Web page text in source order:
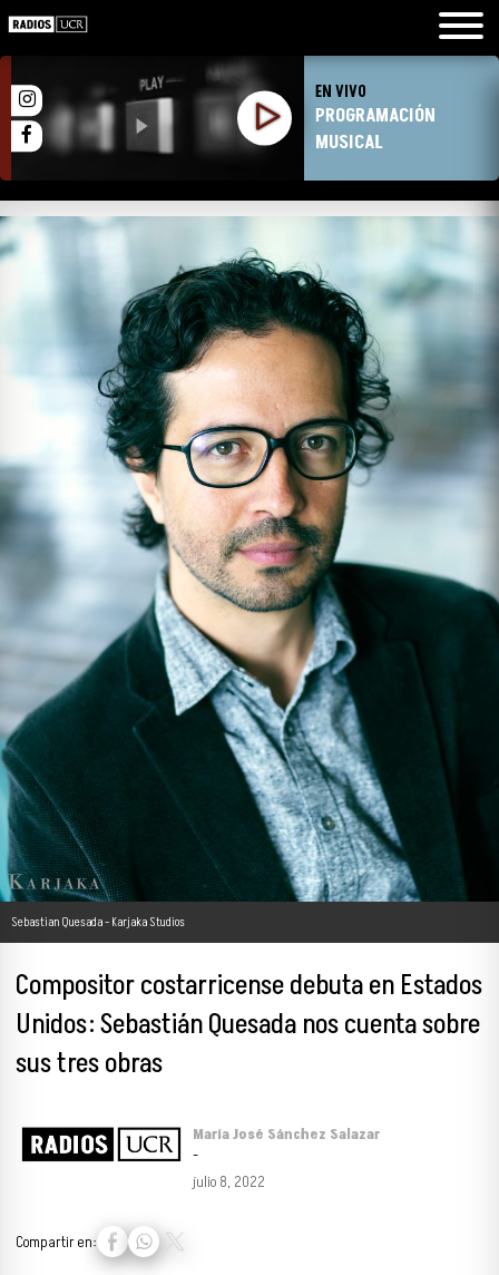
EN VIVO
PROGRAMACIÓN
MUSICAL
Sebastian Quesada - Karjaka Studios
Compositor costarricense debuta en Estados
Unidos: Sebastián Quesada nos cuenta sobre
sus tres obras
María José Sánchez Salazar
-
julio 8, 2022
Compartir en: